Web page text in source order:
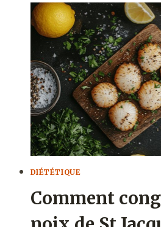
DU
FOIE
CRU
ET
COMBIEN
DE
TEMPS
LE
GARDER
?
DIÉTÉTIQUE
Comment